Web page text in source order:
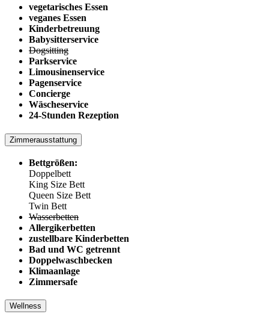
vegetarisches Essen
veganes Essen
Kinderbetreuung
Babysitterservice
Dogsitting
Parkservice
Limousinenservice
Pagenservice
Concierge
Wäscheservice
24-Stunden Rezeption
Zimmerausstattung
Bettgrößen:
Doppelbett
King Size Bett
Queen Size Bett
Twin Bett
Wasserbetten
Allergikerbetten
zustellbare Kinderbetten
Bad und WC getrennt
Doppelwaschbecken
Klimaanlage
Zimmersafe
Wellness